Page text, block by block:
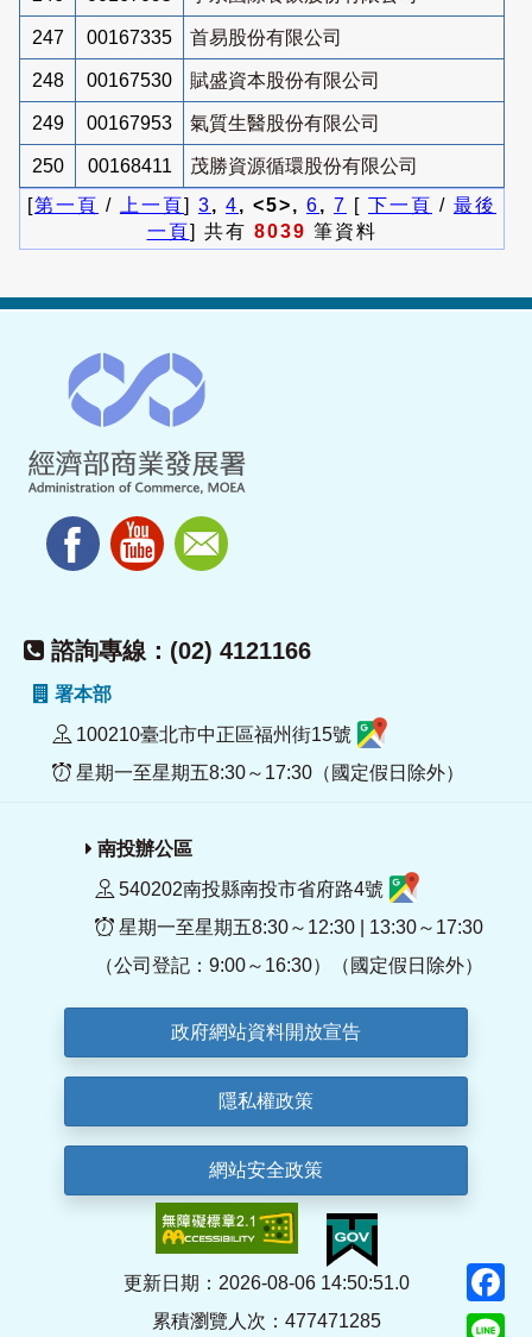
247 00167335 首易股份有限公司
248 00167530 賦盛資本股份有限公司
249 00167953 氣質生醫股份有限公司
250 00168411
茂勝資源循環股份有限公司
[第一頁 / 上一頁] 3, 4, <5>, 6, 7 [ 下一頁 / 最後
一頁] 共有 8039 筆資料
諮詢專線：(02) 4121166
署本部
100210臺北市中正區福州街15號
星期一至星期五8:30～17:30（國定假日除外）
南投辦公區
540202南投縣南投市省府路4號
星期一至星期五8:30～12:30 | 13:30～17:30
（公司登記：9:00～16:30）（國定假日除外）
政府網站資料開放宣告
隱私權政策
網站安全政策
更新日期：2026-08-06 14:50:51.0
累積瀏覽人次：477471285